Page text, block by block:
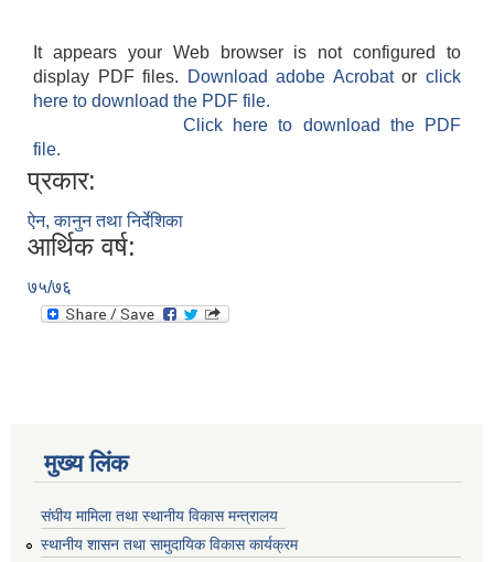
It appears your Web browser is not configured to
display PDF files.
Download adobe Acrobatorclick
here to download the PDF file.
Click here to download the PDF
file.
प्रकार:
ऐन, कानुन तथा निर्देशिका
आर्थिक वर्ष:
७५/७६
मुख्य लिंक
संघीय मामिला तथा स्थानीय विकास मन्त्रालय
स्थानीय शासन तथा सामुदायिक विकास कार्यक्रम